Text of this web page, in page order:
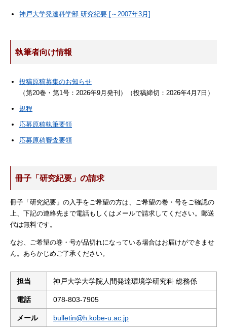
神戸大学発達科学部 研究紀要 [～2007年3月]
執筆者向け情報
投稿原稿募集のお知らせ
（第20巻・第1号：2026年9月発刊）（投稿締切：2026年4月7日）
規程
応募原稿執筆要領
応募原稿審査要領
冊子「研究紀要」の請求
冊子「研究紀要」の入手をご希望の方は、ご希望の巻・号をご確認の
上、下記の連絡先まで電話もしくはメールで請求してください。郵送
代は無料です。
なお、ご希望の巻・号が品切れになっている場合はお届けができませ
ん。あらかじめご了承ください。
担当 神戸大学大学院人間発達環境学研究科 総務係
電話 078-803-7905
メール bulletin@h.kobe-u.ac.jp